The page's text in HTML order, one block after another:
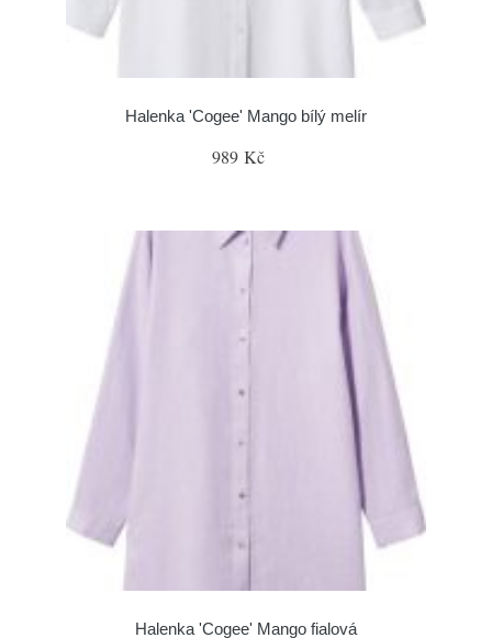
Halenka 'Cogee' Mango bílý melír
989 Kč
Halenka 'Cogee' Mango fialová